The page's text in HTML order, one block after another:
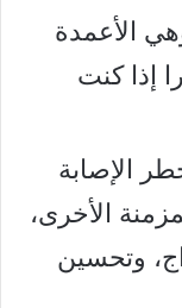
الأعمدة
إذا كنت
الإصابة
الأخرى،
وتحسين